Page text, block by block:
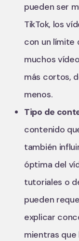
pueden ser
TikTok, los
con un límite
muchos
más cortos,
menos.
Tipo de
contenido
también
óptima del
tutoriales o
pueden
explicar
mientras que